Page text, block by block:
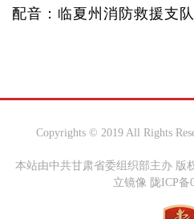
配音：临夏州消防救援支
Copyrights © 2019 All Rights
本站由中共甘肃省委组织部主办 版
立镜像 陇ICP备